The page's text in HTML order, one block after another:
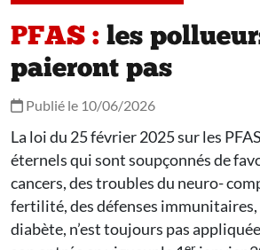
PFAS : les
paieront pas
Publié le 10/06/2026
La loi du 25 février 2025 sur les
éternels qui sont soupçonnés de
cancers, des troubles du neuro-
fertilité, des défenses immunitaires,
diabète, n’est toujours pas